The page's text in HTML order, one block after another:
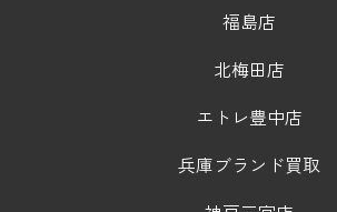
福島店
北梅田店
エトレ豊中店
兵庫ブランド買取